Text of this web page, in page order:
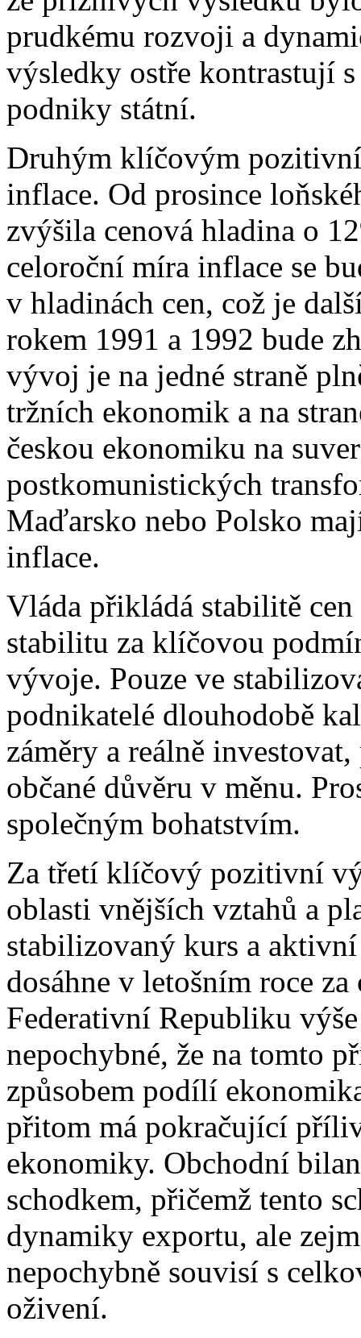
prudkému rozvoji a
výsledky ostře kontrastují
podniky státní.
Druhým klíčovým
inflace. Od prosince
zvýšila cenová hladina o
celoroční míra inflace se
v hladinách cen, což je
rokem 1991 a 1992 bude
vývoj je na jedné straně
tržních ekonomik a na
českou ekonomiku na
postkomunistických
Maďarsko nebo Polsko
inflace.
Vláda přikládá stabilitě
stabilitu za klíčovou
vývoje. Pouze ve
podnikatelé dlouhodobě
záměry a reálně
občané důvěru v měnu.
společným bohatstvím.
Za třetí klíčový pozitivní
oblasti vnějších vztahů a
stabilizovaný kurs a
dosáhne v letošním roce
Federativní Republiku
nepochybné, že na tomto
způsobem podílí
přitom má pokračující
ekonomiky. Obchodní
schodkem, přičemž tento
dynamiky exportu, ale
nepochybně souvisí s
oživení.